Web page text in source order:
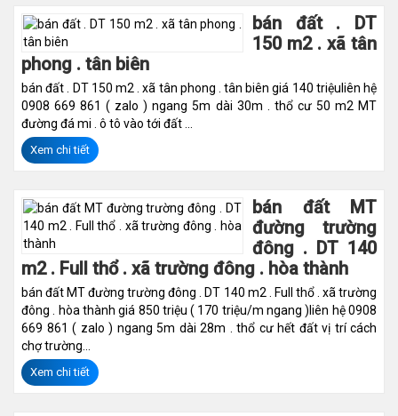
bán đất . DT
150 m2 . xã tân
phong . tân biên
bán đất . DT 150 m2 . xã tân phong . tân biên giá 140 triệuliên hệ
0908 669 861 ( zalo ) ngang 5m dài 30m . thổ cư 50 m2 MT
đường đá mi . ô tô vào tới đất ...
Xem chi tiết
bán đất MT
đường trường
đông . DT 140
m2 . Full thổ . xã trường đông . hòa thành
bán đất MT đường trường đông . DT 140 m2 . Full thổ . xã trường
đông . hòa thành giá 850 triệu ( 170 triệu/m ngang )liên hệ 0908
669 861 ( zalo ) ngang 5m dài 28m . thổ cư hết đất vị trí cách
chợ trường...
Xem chi tiết